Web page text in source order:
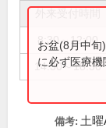
8:30～12:00
14:30～18:30
お盆(8月中旬
に必ず医療機
備考: 土